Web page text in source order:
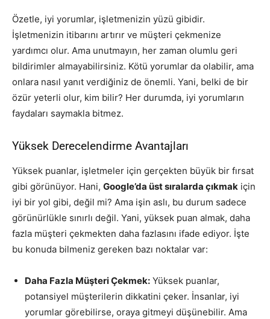
Özetle, iyi yorumlar, işletmenizin yüzü gibidir.
İşletmenizin itibarını artırır ve müşteri çekmenize
yardımcı olur. Ama unutmayın, her zaman olumlu geri
bildirimler almayabilirsiniz. Kötü yorumlar da olabilir, ama
onlara nasıl yanıt verdiğiniz de önemli. Yani, belki de bir
özür yeterli olur, kim bilir? Her durumda, iyi yorumların
faydaları saymakla bitmez.
Yüksek Derecelendirme Avantajları
Yüksek puanlar, işletmeler için gerçekten büyük bir fırsat
gibi görünüyor. Hani, Google’da üst sıralarda çıkmak için
iyi bir yol gibi, değil mi? Ama işin aslı, bu durum sadece
görünürlükle sınırlı değil. Yani, yüksek puan almak, daha
fazla müşteri çekmekten daha fazlasını ifade ediyor. İşte
bu konuda bilmeniz gereken bazı noktalar var:
Daha Fazla Müşteri Çekmek: Yüksek puanlar,
potansiyel müşterilerin dikkatini çeker. İnsanlar, iyi
yorumlar görebilirse, oraya gitmeyi düşünebilir. Ama